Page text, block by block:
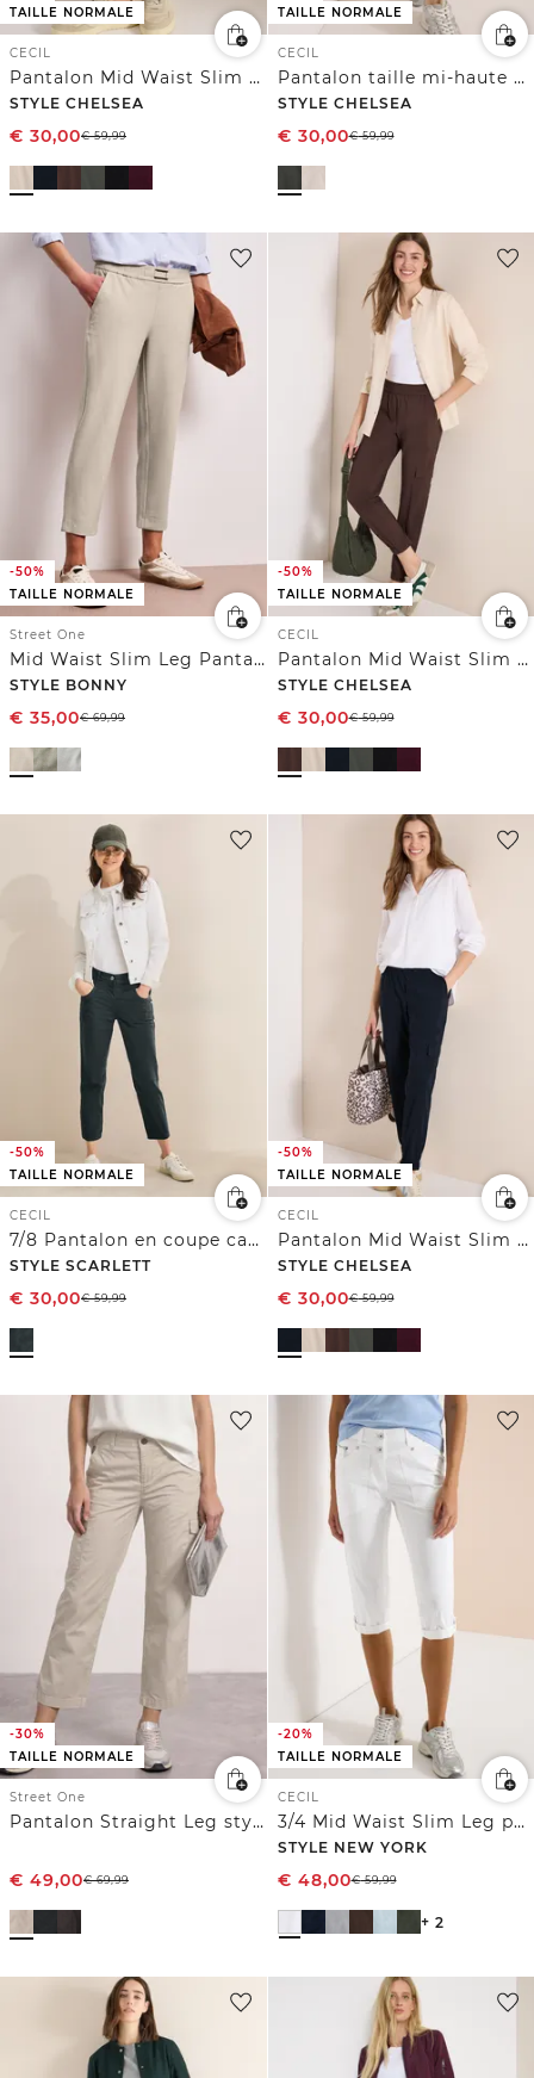
TAILLE NORMALE
CECIL
Pantalon Mid Waist Slim Leg au look cargo
STYLE CHELSEA
€ 30,00€59,99
TAILLE NORMALE
CECIL
Pantalon taille mi-haute à coupe slim avec effet délavé
STYLE CHELSEA
€ 30,00€59,99
-50%
TAILLE NORMALE
Street One
Mid Waist Slim Leg Pantalon avec boucle
STYLE BONNY
€ 35,00€69,99
-50%
TAILLE NORMALE
CECIL
Pantalon Mid Waist Slim Leg au look cargo
STYLE CHELSEA
€ 30,00€59,99
-50%
TAILLE NORMALE
CECIL
7/8 Pantalon en coupe casual
STYLE SCARLETT
€ 30,00€59,99
-50%
TAILLE NORMALE
CECIL
Pantalon Mid Waist Slim Leg au look cargo
STYLE CHELSEA
€ 30,00€59,99
-30%
TAILLE NORMALE
Street One
Pantalon Straight Leg style cargo
€ 49,00€69,99
-20%
TAILLE NORMALE
CECIL
3/4 Mid Waist Slim Leg pantalon avec turn-up
STYLE NEW YORK
€ 48,00€59,99
+ 2